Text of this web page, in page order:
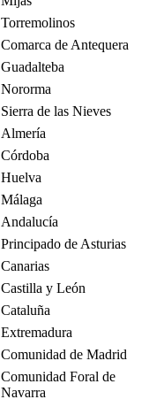
Torremolinos
Comarca de Antequera
Guadalteba
Nororma
Sierra de las Nieves
Almería
Córdoba
Huelva
Málaga
Andalucía
Principado de Asturias
Canarias
Castilla y León
Cataluña
Extremadura
Comunidad de Madrid
Comunidad Foral de
Navarra